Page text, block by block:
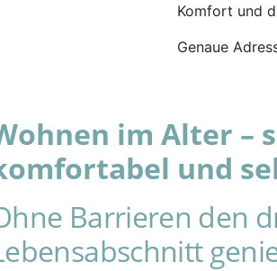
Komfort und
Genaue
im Alter –
und
Barrieren den